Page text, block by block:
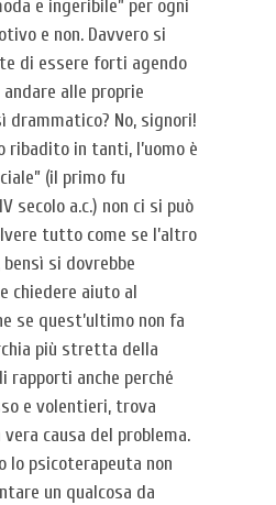
e ingeribile” per ogni
e non. Davvero si
di essere forti agendo
alle proprie
drammatico? No, signori!
ribadito in tanti, l’uomo è
(il primo fu
secolo a.c.) non ci si può
tutto come se l’altro
si dovrebbe
chiedere aiuto al
se quest’ultimo non fa
più stretta della
rapporti anche perché
e volentieri, trova
causa del problema.
lo psicoterapeuta non
un qualcosa da